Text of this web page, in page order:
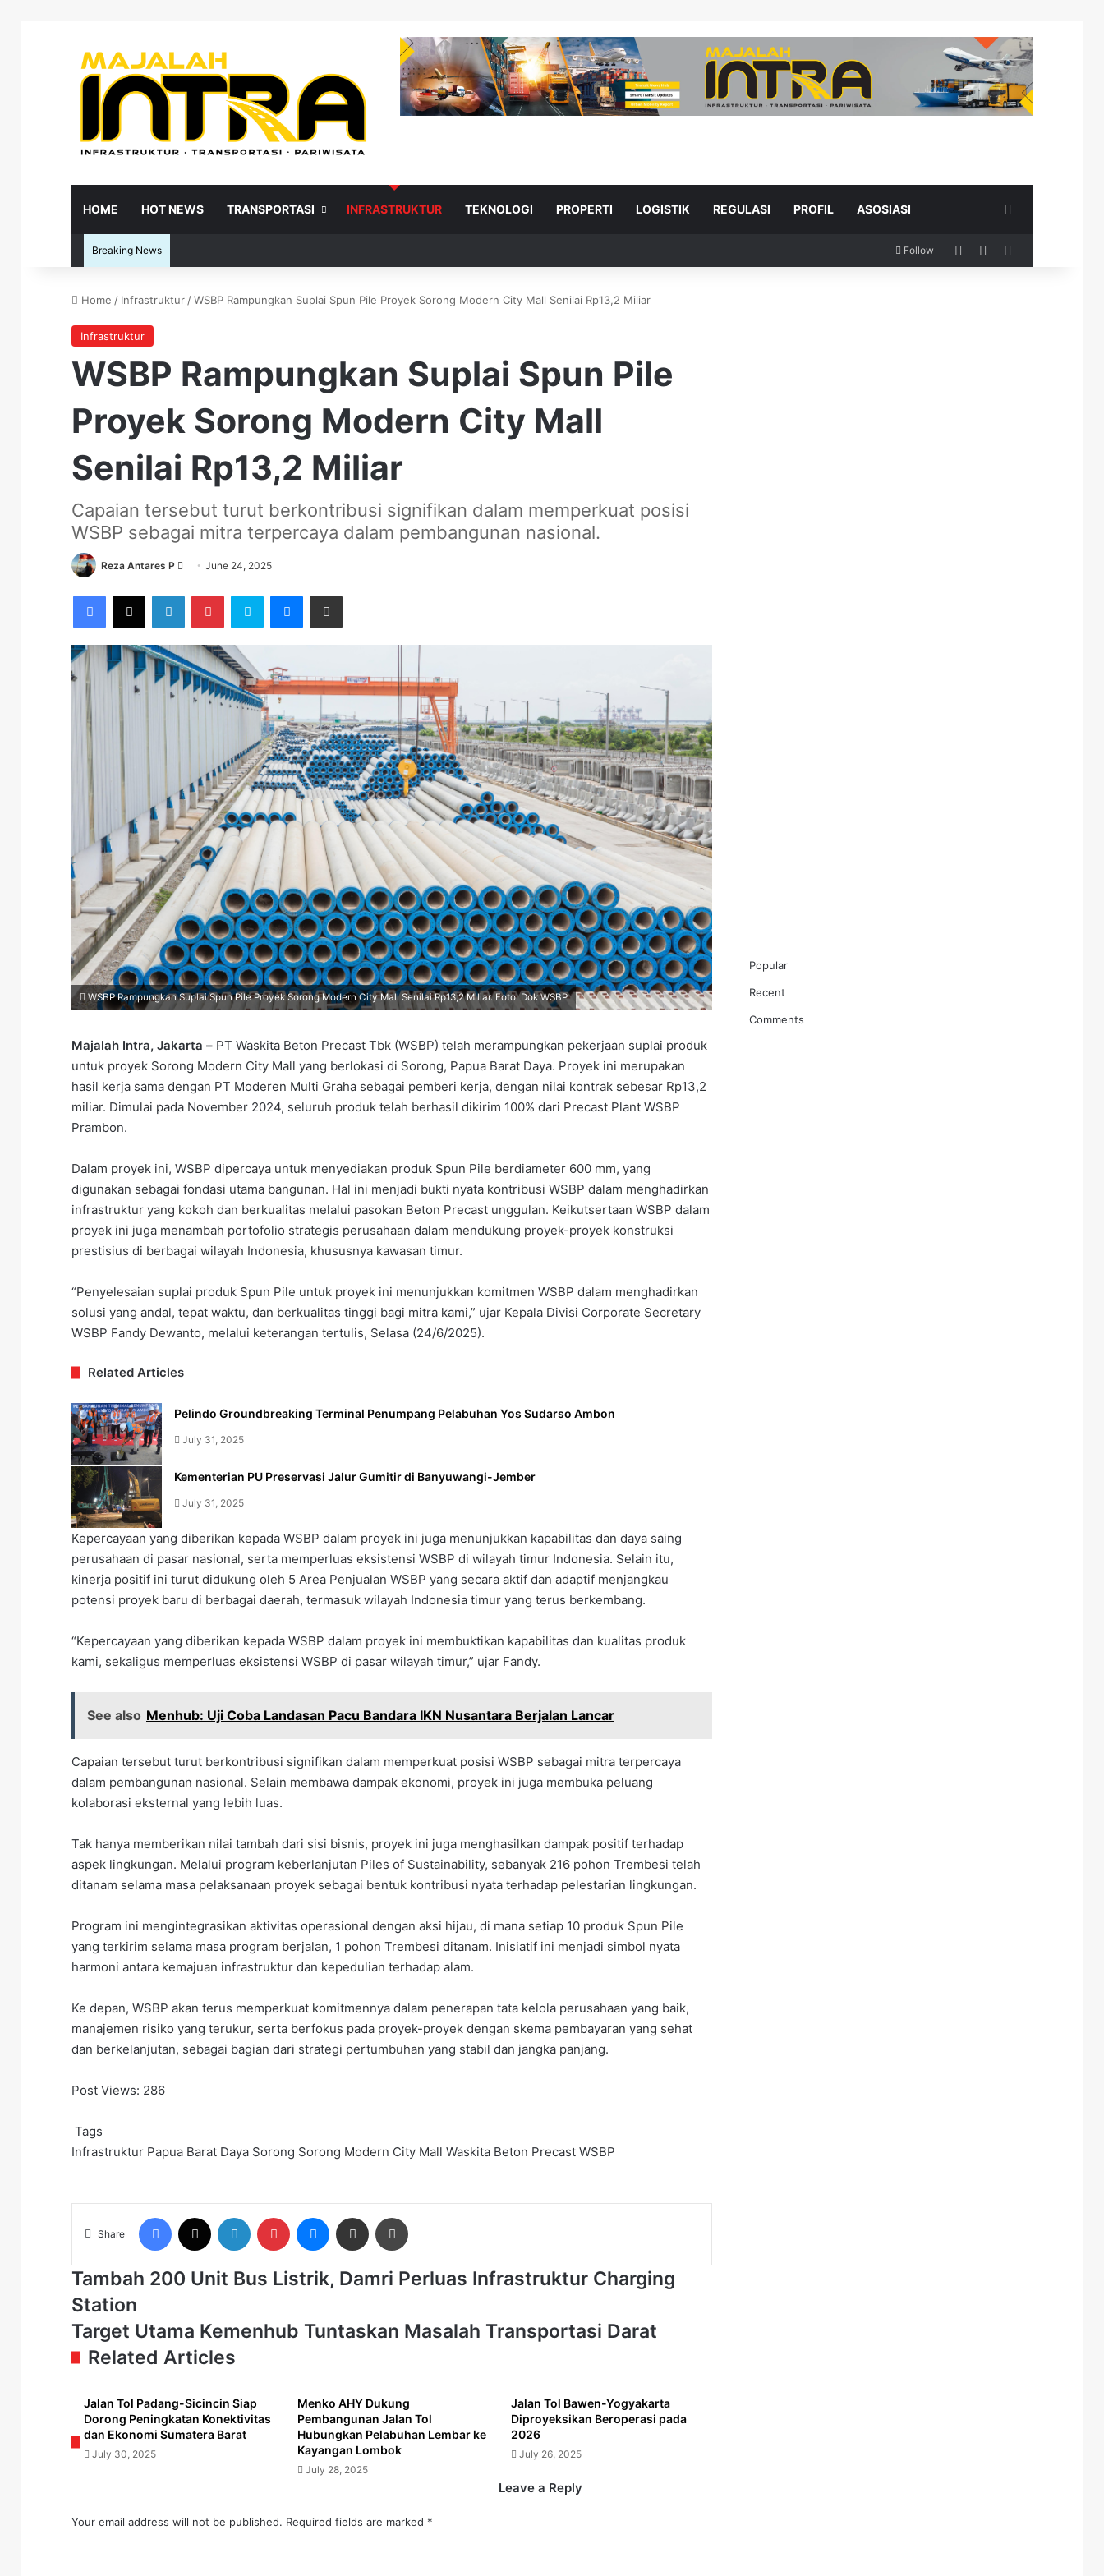
HOME HOT NEWS TRANSPORTASI INFRASTRUKTUR TEKNOLOGI PROPERTI LOGISTIK REGULASI PROFIL ASOSIASI
Breaking News Follow Log InRandom Article
Home / Infrastruktur/WSBP Rampungkan Suplai Spun Pile Proyek Sorong Modern City Mall Senilai Rp13,2 Miliar
Infrastruktur
WSBP Rampungkan Suplai Spun Pile
Proyek Sorong Modern City Mall
Senilai Rp13,2 Miliar
Capaian tersebut turut berkontribusi signifikan dalam memperkuat posisi
WSBP sebagai mitra terpercaya dalam pembangunan nasional.
Reza Antares P
Send
email
June 24, 2025
Facebook
X LinkedInPinterestSkype Messenger
Share via Email
WSBP Rampungkan Suplai Spun Pile Proyek Sorong Modern City Mall Senilai Rp13,2 Miliar. Foto: Dok WSBP
Majalah Intra, Jakarta – PT Waskita Beton Precast Tbk (WSBP) telah merampungkan pekerjaan suplai produk
untuk proyek Sorong Modern City Mall yang berlokasi di Sorong, Papua Barat Daya. Proyek ini merupakan
hasil kerja sama dengan PT Moderen Multi Graha sebagai pemberi kerja, dengan nilai kontrak sebesar Rp13,2
miliar. Dimulai pada November 2024, seluruh produk telah berhasil dikirim 100% dari Precast Plant WSBP
Prambon.
Dalam proyek ini, WSBP dipercaya untuk menyediakan produk Spun Pile berdiameter 600 mm, yang
digunakan sebagai fondasi utama bangunan. Hal ini menjadi bukti nyata kontribusi WSBP dalam menghadirkan
infrastruktur yang kokoh dan berkualitas melalui pasokan Beton Precast unggulan. Keikutsertaan WSBP dalam
proyek ini juga menambah portofolio strategis perusahaan dalam mendukung proyek-proyek konstruksi
prestisius di berbagai wilayah Indonesia, khususnya kawasan timur.
“Penyelesaian suplai produk Spun Pile untuk proyek ini menunjukkan komitmen WSBP dalam menghadirkan
solusi yang andal, tepat waktu, dan berkualitas tinggi bagi mitra kami,” ujar Kepala Divisi Corporate Secretary
WSBP Fandy Dewanto, melalui keterangan tertulis, Selasa (24/6/2025).
Related Articles
Pelindo Groundbreaking Terminal Penumpang Pelabuhan Yos Sudarso Ambon
July 31, 2025
Kementerian PU Preservasi Jalur Gumitir di Banyuwangi-Jember
July 31, 2025
Kepercayaan yang diberikan kepada WSBP dalam proyek ini juga menunjukkan kapabilitas dan daya saing
perusahaan di pasar nasional, serta memperluas eksistensi WSBP di wilayah timur Indonesia. Selain itu,
kinerja positif ini turut didukung oleh 5 Area Penjualan WSBP yang secara aktif dan adaptif menjangkau
potensi proyek baru di berbagai daerah, termasuk wilayah Indonesia timur yang terus berkembang.
“Kepercayaan yang diberikan kepada WSBP dalam proyek ini membuktikan kapabilitas dan kualitas produk
kami, sekaligus memperluas eksistensi WSBP di pasar wilayah timur,” ujar Fandy.
See also Menhub: Uji Coba Landasan Pacu Bandara IKN Nusantara Berjalan Lancar
Capaian tersebut turut berkontribusi signifikan dalam memperkuat posisi WSBP sebagai mitra terpercaya
dalam pembangunan nasional. Selain membawa dampak ekonomi, proyek ini juga membuka peluang
kolaborasi eksternal yang lebih luas.
Tak hanya memberikan nilai tambah dari sisi bisnis, proyek ini juga menghasilkan dampak positif terhadap
aspek lingkungan. Melalui program keberlanjutan Piles of Sustainability, sebanyak 216 pohon Trembesi telah
ditanam selama masa pelaksanaan proyek sebagai bentuk kontribusi nyata terhadap pelestarian lingkungan.
Program ini mengintegrasikan aktivitas operasional dengan aksi hijau, di mana setiap 10 produk Spun Pile
yang terkirim selama masa program berjalan, 1 pohon Trembesi ditanam. Inisiatif ini menjadi simbol nyata
harmoni antara kemajuan infrastruktur dan kepedulian terhadap alam.
Ke depan, WSBP akan terus memperkuat komitmennya dalam penerapan tata kelola perusahaan yang baik,
manajemen risiko yang terukur, serta berfokus pada proyek-proyek dengan skema pembayaran yang sehat
dan berkelanjutan, sebagai bagian dari strategi pertumbuhan yang stabil dan jangka panjang.
Post Views: 286
Tags
Infrastruktur Papua Barat Daya Sorong Sorong Modern City Mall Waskita Beton Precast WSBP
Share
Facebook LinkedIn Pinterest Messenger
Share via Email
Tambah
200
Unit
Bus
Listrik,
Damri
Charging
Station
Tambah 200 Unit Bus Listrik, Damri Perluas Infrastruktur Charging
Station
Target
Utama
Kemenhub
Transportasi
Darat
Target Utama Kemenhub Tuntaskan Masalah Transportasi Darat
Related Articles
Jalan Tol Padang-Sicincin Siap
Dorong Peningkatan Konektivitas
dan Ekonomi Sumatera Barat
July 30, 2025
Menko AHY Dukung
Pembangunan Jalan Tol
Hubungkan Pelabuhan Lembar ke
Kayangan Lombok
July 28, 2025
Jalan Tol Bawen-Yogyakarta
Diproyeksikan Beroperasi pada
2026
July 26, 2025
Leave a Reply
Your email address will not be published. Required fields are marked *
Popular
Recent
Comments